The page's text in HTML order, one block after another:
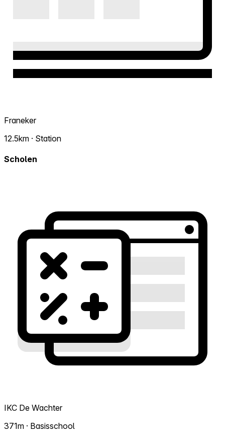
Franeker
12.5km · Station
Scholen
IKC De Wachter
371m · Basisschool